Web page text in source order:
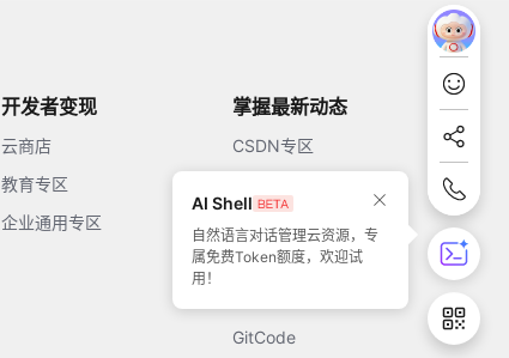
开发者变现
云商店
教育专区
企业通用专区
掌握最新动态
CSDN专区
51CTO
GitCode
AI Shell
自然语言对话管理云资源，专
属免费Token额度，欢迎试
用！